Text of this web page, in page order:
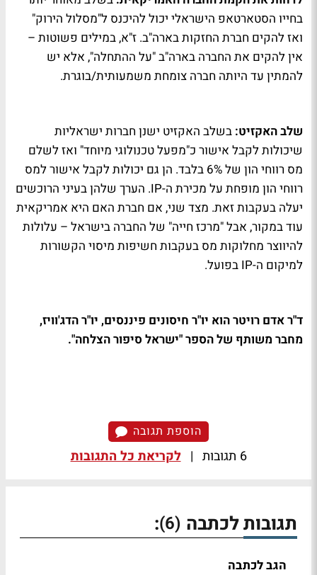
בחייו הסטארטאפ הישראלי יכול להיכנס ל"מסלול הירוק"
ואז להקים חברת החזקות בארה"ב. ז"א, במילים פשוטות –
אין להקים את החברה בארה"ב "על ההתחלה", אלא יש
להמתין עד היותה חברה צומחת משמעותית/בוגרת.
שלב האקזיט: בשלב האקזיט ישנן חברות ישראליות
שיכולות לקבל אישור כ"מפעל טכנולוגי מיוחד" ואז לשלם
מס רווחי הון של 6% בלבד. הן גם יכולות לקבל אישור למס
רווחי הון מופחת על מכירת ה-IP. הערך שלהן בעיני הרוכשים
יעלה בעקבות זאת. מצד שני, אם חברת האם היא אמריקאית
עוד במקור, אבל "מרכז חייה" של החברה בישראל – עלולות
להיווצר מחלוקות מס בעקבות חשיפות מיסוי הקשורות
למיקום ה-IP בפועל.
ד"ר אדם רויטר הוא יו"ר חיסונים פיננסים, יו"ר הדג'וויז,
מחבר משותף של הספר "ישראל סיפור הצלחה".
הוספת תגובה
6 תגובות | לקריאת כל התגובות
תגובות לכתבה (6)
:
הגב לכתבה